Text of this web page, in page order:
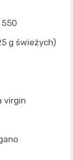
g świeżych)
virgin